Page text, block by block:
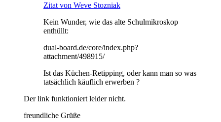
Zitat von Weve Stozniak
Kein Wunder, wie das alte Schulmikroskop
enthüllt:
dual-board.de/core/index.php?
attachment/498915/
Ist das Küchen-Retipping, oder kann man so was
tatsächlich käuflich erwerben ?
Der link funktioniert leider nicht.
freundliche Grüße